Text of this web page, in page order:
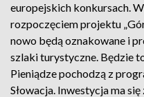
europejskich konkursach.
rozpoczęciem projektu
nowo będą oznakowane i
szlaki turystyczne. Będzie
Pieniądze pochodzą z
Słowacja. Inwestycja ma